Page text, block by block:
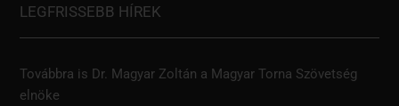
LEGFRISSEBB HÍREK
Továbbra is Dr. Magyar Zoltán a Magyar Torna Szövetség
elnöke